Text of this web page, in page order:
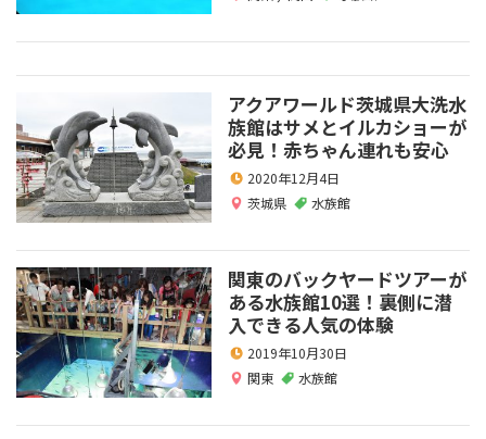
アクアワールド茨城県大洗水
族館はサメとイルカショーが
必見！赤ちゃん連れも安心
2020年12月4日
茨城県
水族館
関東のバックヤードツアーが
ある水族館10選！裏側に潜
入できる人気の体験
2019年10月30日
関東
水族館